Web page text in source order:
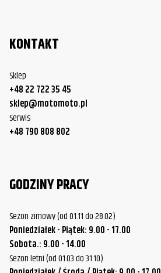
KONTAKT
Sklep
+48 22 722 35 45
sklep@motomoto.pl
Serwis
+48 790 808 802
GODZINY PRACY
Sezon zimowy (od 01.11 do 28.02)
Poniedziałek - Piątek: 9.00 - 17.00
Sobota.: 9.00 - 14.00
Sezon letni (od 01.03 do 31.10)